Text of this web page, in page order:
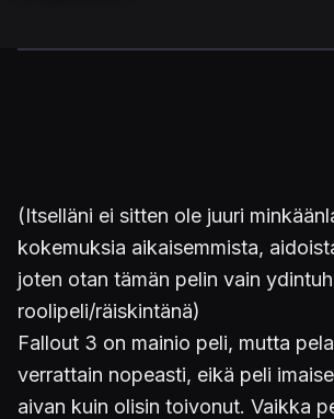
(Itselläni ei sitten ole juuri
kokemuksia aikaisemmista,
joten otan tämän pelin vain
roolipeli/räiskintänä)
Fallout 3 on mainio peli, mutta
verrattain nopeasti, eikä peli
aivan kuin olisin toivonut. Vaikka